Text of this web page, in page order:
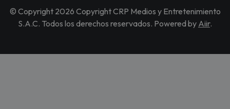
© Copyright 2026 Copyright CRP Medios y Entretenimiento
S.A.C. Todos los derechos reservados. Powered by Aiir.